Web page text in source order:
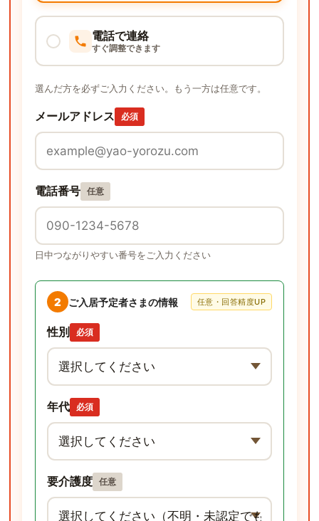
電話で連絡
すぐ調整できます
選んだ方を必ずご入力ください。もう一方は任意です。
メールアドレス 必須
電話番号 任意
日中つながりやすい番号をご入力ください
2 ご入居予定者さまの情報 任意・回答精度UP
性別 必須
年代 必須
要介護度 任意